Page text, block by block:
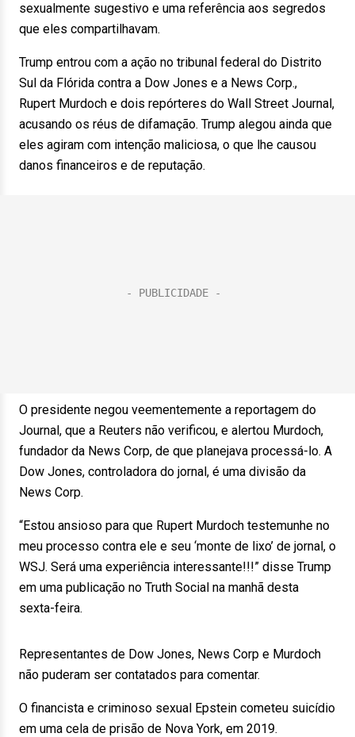
sexualmente sugestivo e uma referência aos segredos
que eles compartilhavam.
Trump entrou com a ação no tribunal federal do Distrito
Sul da Flórida contra a Dow Jones e a News Corp.,
Rupert Murdoch e dois repórteres do Wall Street Journal,
acusando os réus de difamação. Trump alegou ainda que
eles agiram com intenção maliciosa, o que lhe causou
danos financeiros e de reputação.
O presidente negou veementemente a reportagem do
Journal, que a Reuters não verificou, e alertou Murdoch,
fundador da News Corp, de que planejava processá-lo. A
Dow Jones, controladora do jornal, é uma divisão da
News Corp.
“Estou ansioso para que Rupert Murdoch testemunhe no
meu processo contra ele e seu ‘monte de lixo’ de jornal, o
WSJ. Será uma experiência interessante!!!” disse Trump
em uma publicação no Truth Social na manhã desta
sexta-feira.
Representantes de Dow Jones, News Corp e Murdoch
não puderam ser contatados para comentar.
O financista e criminoso sexual Epstein cometeu suicídio
em uma cela de prisão de Nova York, em 2019.